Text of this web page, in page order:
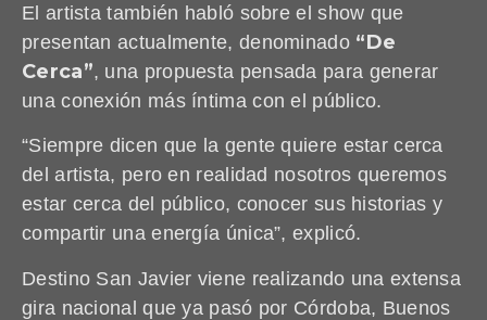
El artista también habló sobre el show que
presentan actualmente, denominado “De
Cerca”, una propuesta pensada para generar
una conexión más íntima con el público.
“Siempre dicen que la gente quiere estar cerca
del artista, pero en realidad nosotros queremos
estar cerca del público, conocer sus historias y
compartir una energía única”, explicó.
Destino San Javier viene realizando una extensa
gira nacional que ya pasó por Córdoba, Buenos